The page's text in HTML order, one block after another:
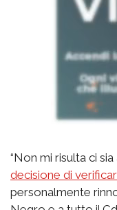
“Non mi risulta ci
decisione di
personalmente